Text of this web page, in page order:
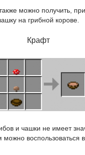
можно получить,
на грибной корове.
Крафт
и чашки не имеет
воспользоваться